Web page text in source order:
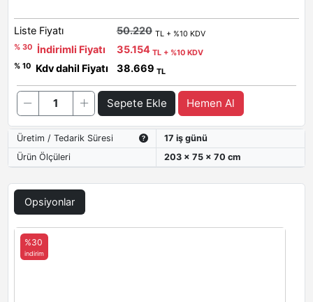
Liste Fiyatı 50.220 TL + %10 KDV
% 30
İndirimli Fiyatı 35.154 TL + %10 KDV
% 10
Kdv dahil Fiyatı 38.669 TL
Sepete Ekle Hemen Al
Üretim / Tedarik Süresi
17 iş günü
Ürün Ölçüleri
203 x 75 x 70 cm
Opsiyonlar
%30
indirim